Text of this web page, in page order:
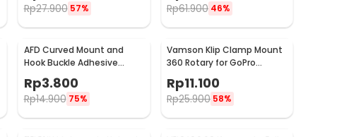
Rp27.900 57% Rp61.900 46%
AFD Curved Mount and
Hook Buckle Adhesive
Sticker Kamera Aksi - A5001
Rp3.800
Rp14.900 75%
Vamson Klip Clamp Mount
360 Rotary for GoPro
Rp11.100
Rp25.900 58%